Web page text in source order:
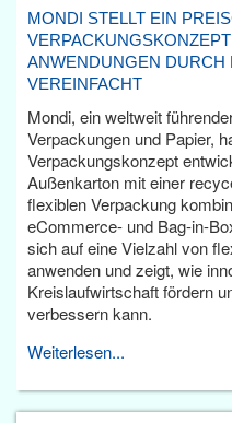
MONDI STELLT EIN
ANWENDUNGEN DURCH
VEREINFACHT
Mondi, ein weltweit
Verpackungen und Papier,
Verpackungskonzept
Außenkarton mit einer
flexiblen Verpackung
eCommerce- und Bag-in-
sich auf eine Vielzahl von
anwenden und zeigt, wie
Kreislaufwirtschaft fördern
verbessern kann.
Weiterlesen...